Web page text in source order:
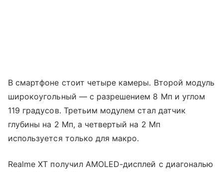
В смартфоне стоит четыре камеры. Второй модуль
широкоугольный — с разрешением 8 Мп и углом
119 градусов. Третьим модулем стал датчик
глубины на 2 Мп, а четвертый на 2 Мп
используется только для макро.
Realme XT получил AMOLED-дисплей с диагональю